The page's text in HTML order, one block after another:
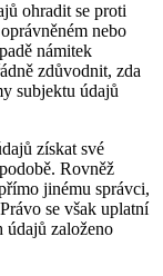
ohradit se proti
nebo
námitek
zdůvodnit, zda
subjektu údajů
získat své
Rovněž
jinému správci,
se však uplatní
údajů založeno